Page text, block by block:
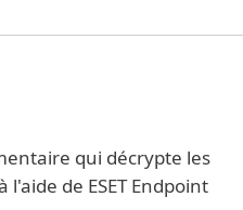
qui décrypte les
de ESET Endpoint